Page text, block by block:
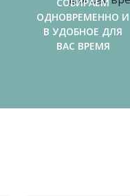
ОДНОВРЕМЕННО И
В УДОБНОЕ ДЛЯ
ВАС ВРЕМЯ